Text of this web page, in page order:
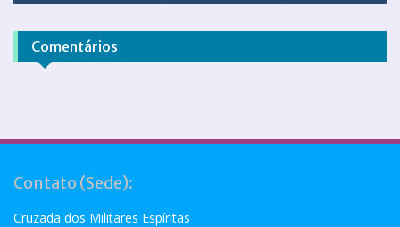
Comentários
Contato (Sede):
Cruzada dos Militares Espíritas